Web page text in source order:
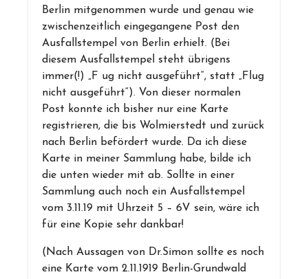
Berlin mitgenommen wurde und genau wie
zwischenzeitlich eingegangene Post den
Ausfallstempel von Berlin erhielt. (Bei
diesem Ausfallstempel steht übrigens
immer(!) „F ug nicht ausgeführt“, statt „Flug
nicht ausgeführt“). Von dieser normalen
Post konnte ich bisher nur eine Karte
registrieren, die bis Wolmierstedt und zurück
nach Berlin befördert wurde. Da ich diese
Karte in meiner Sammlung habe, bilde ich
die unten wieder mit ab. Sollte in einer
Sammlung auch noch ein Ausfallstempel
vom 3.11.19 mit Uhrzeit 5 – 6V sein, wäre ich
für eine Kopie sehr dankbar!
(Nach Aussagen von Dr.Simon sollte es noch
eine Karte vom 2.11.1919 Berlin-Grundwald